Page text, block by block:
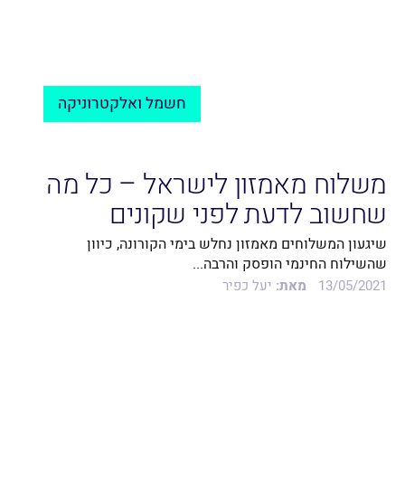
חשמל ואלקטרוניקה
משלוח מאמזון לישראל – כל מה
שחשוב לדעת לפני שקונים
שיגעון המשלוחים מאמזון נחלש בימי הקורונה, כיוון
שהשילוח החינמי הופסק והרבה...
13/05/2021 מאת: יעל כפיר